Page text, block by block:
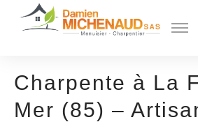
Charpente à La
Mer (85) –